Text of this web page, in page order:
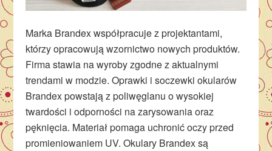
Marka Brandex współpracuje z projektantami,
którzy opracowują wzornictwo nowych produktów.
Firma stawia na wyroby zgodne z aktualnymi
trendami w modzie. Oprawki i soczewki okularów
Brandex powstają z poliwęglanu o wysokiej
twardości i odporności na zarysowania oraz
pęknięcia. Materiał pomaga uchronić oczy przed
promieniowaniem UV. Okulary Brandex są